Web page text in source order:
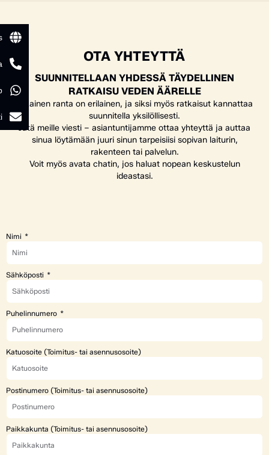
OTA YHTEYTTÄ
SUUNNITELLAAN YHDESSÄ TÄYDELLINEN
RATKAISU VEDEN ÄÄRELLE
Jokainen ranta on erilainen, ja siksi myös ratkaisut kannattaa
suunnitella yksilöllisesti.
Jätä meille viesti – asiantuntijamme ottaa yhteyttä ja auttaa
sinua löytämään juuri sinun tarpeisiisi sopivan laiturin,
rakenteen tai palvelun.
Voit myös avata chatin, jos haluat nopean keskustelun
ideastasi.
Nimi
Sähköposti
Puhelinnumero
Katuosoite (Toimitus- tai asennusosoite)
Postinumero (Toimitus- tai asennusosoite)
Paikkakunta (Toimitus- tai asennusosoite)